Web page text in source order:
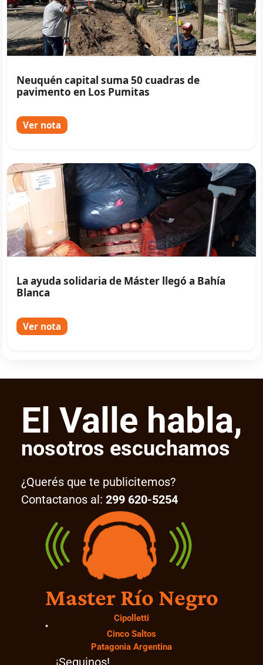
Neuquén capital suma 50 cuadras de
pavimento en Los Pumitas
Ver nota
La ayuda solidaria de Máster llegó a Bahía
Blanca
Ver nota
El Valle habla,
nosotros escuchamos
¿Querés que te publicitemos?
Contactanos al: 299 620-5254
Master Río Negro
Cipolletti
Cinco Saltos
Patagonia Argentina
¡Seguinos!